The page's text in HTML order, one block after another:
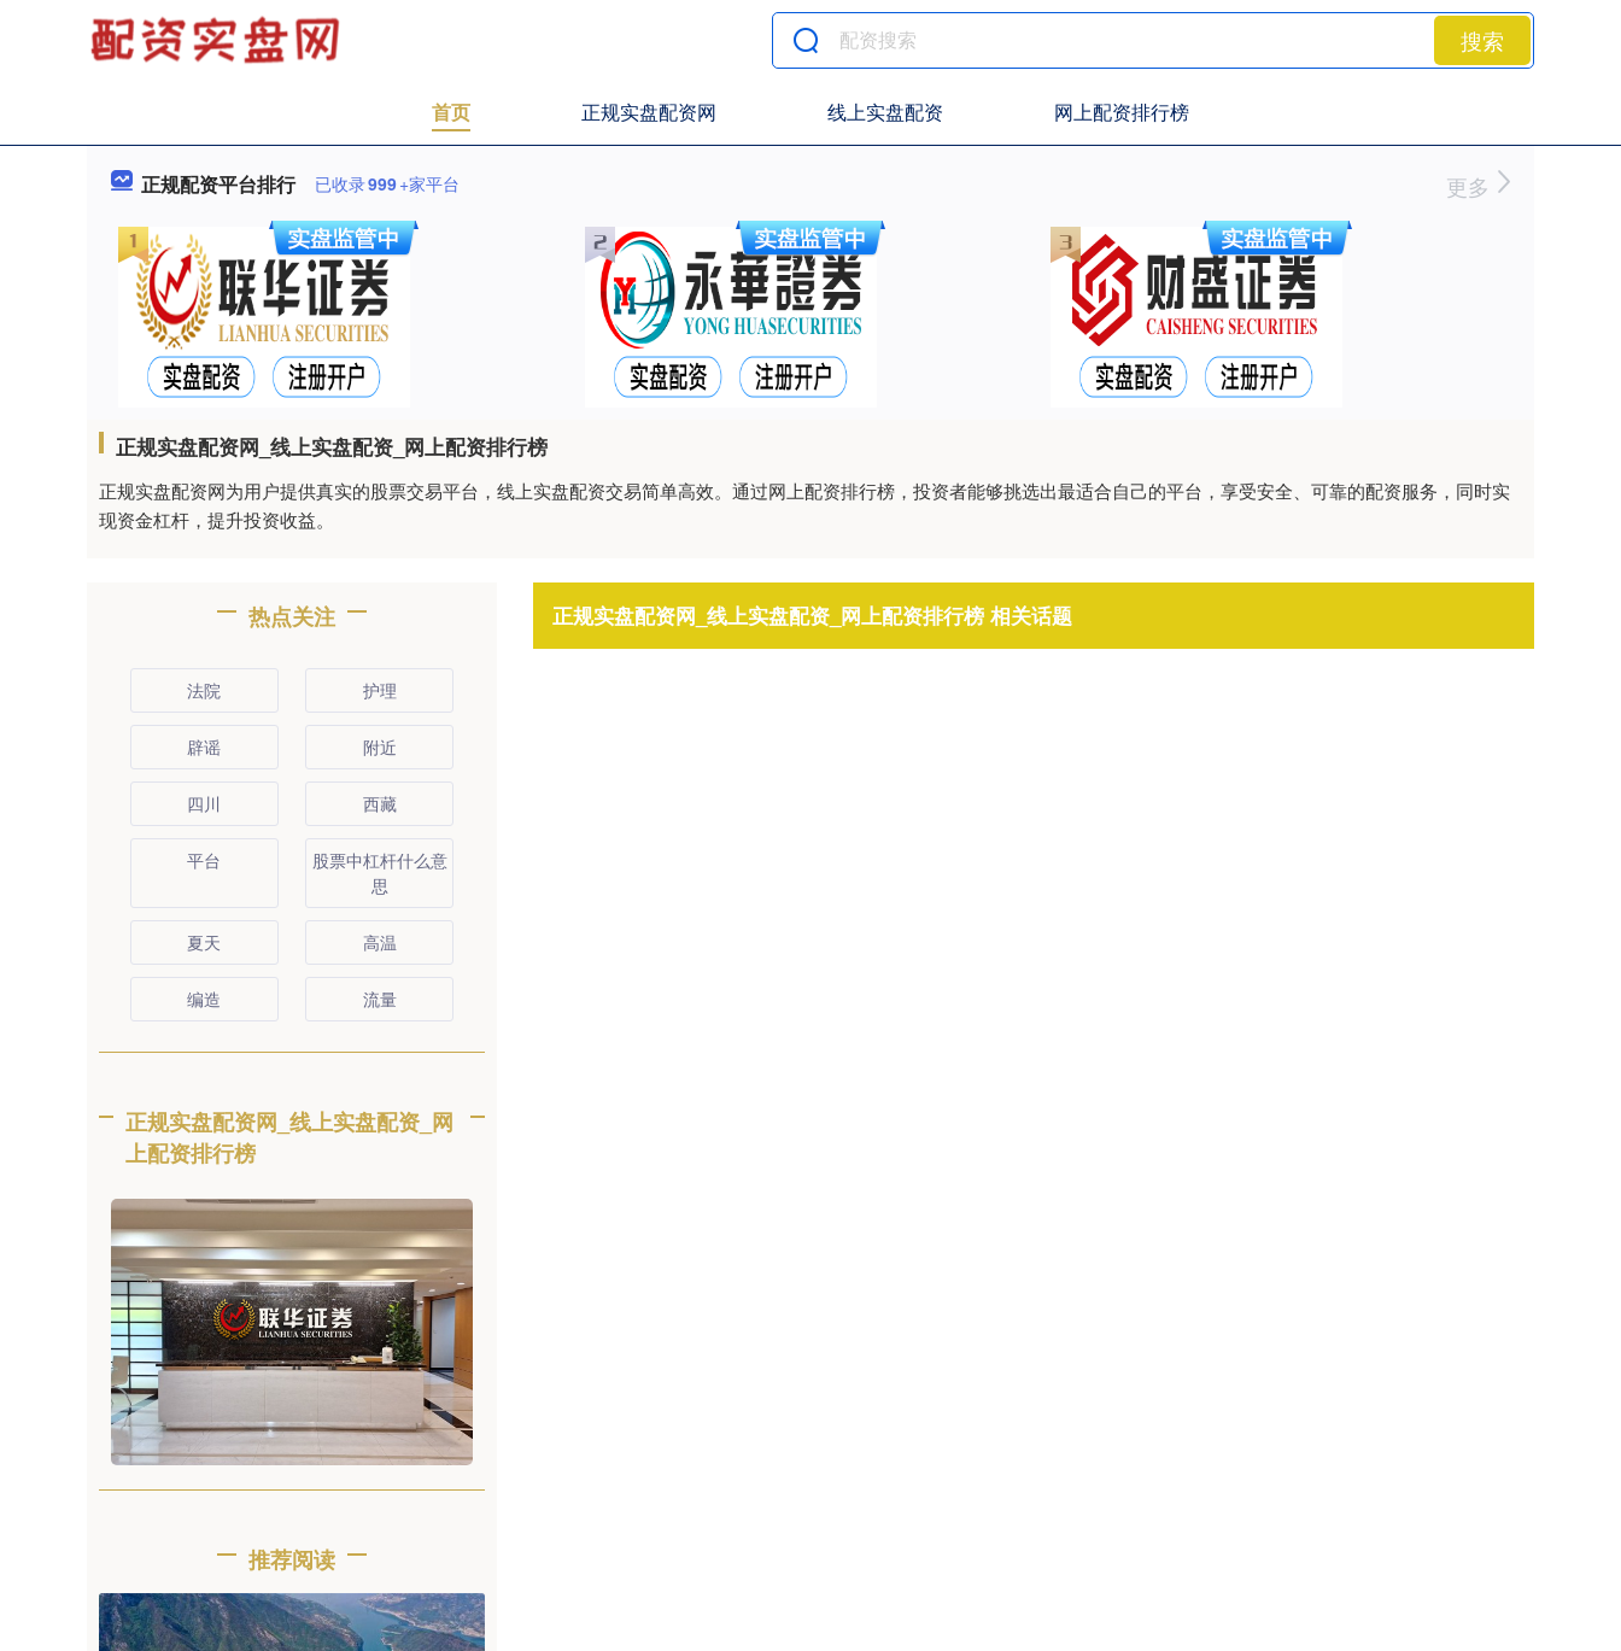
搜索
首页 正规实盘配资网 线上实盘配资 网上配资排行榜
正规配资平台排行 已收录999+家平台 更多
正规实盘配资网_线上实盘配资_网上配资排行榜
正规实盘配资网为用户提供真实的股票交易平台，线上实盘配资交易简单高效。通过网上配资排行榜，投资者能够挑选出最适合自己的平台，享受安全、可靠的配资服务，同时实
现资金杠杆，提升投资收益。
正规实盘配资网_线上实盘配资_网上配资排行榜 相关话题
热点关注
法院 护理
辟谣 附近
四川 西藏
平台
股票中杠杆什么意
思
夏天 高温
编造 流量
正规实盘配资网_线上实盘配资_网
上配资排行榜
推荐阅读